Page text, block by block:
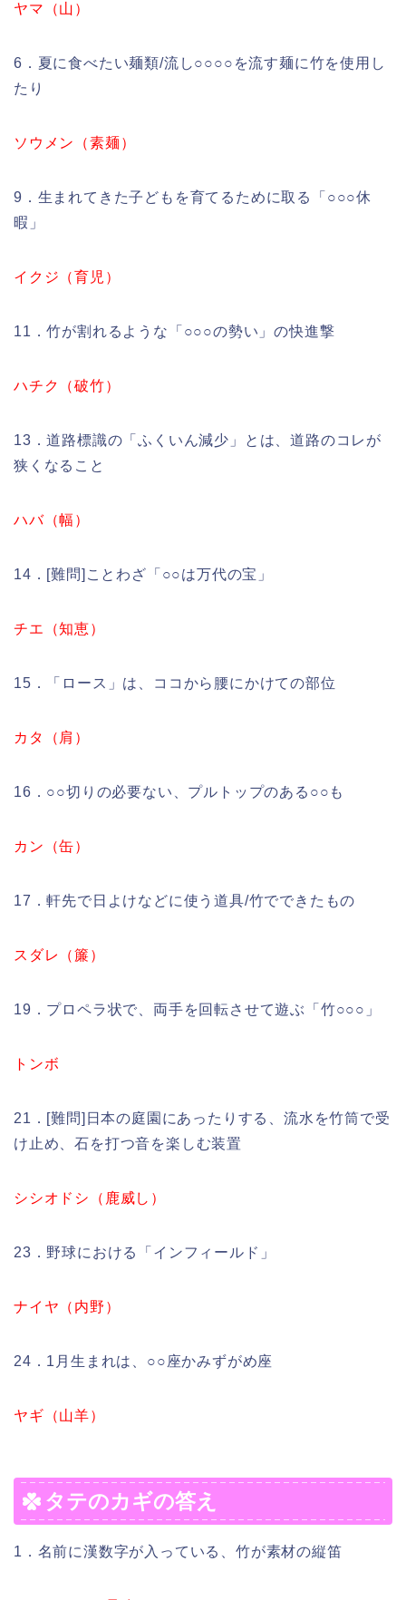
ヤマ（山）
6．夏に食べたい麺類/流し○○○○を流す麺に竹を使用し
たり
ソウメン（素麺）
9．生まれてきた子どもを育てるために取る「○○○休
暇」
イクジ（育児）
11．竹が割れるような「○○○の勢い」の快進撃
ハチク（破竹）
13．道路標識の「ふくいん減少」とは、道路のコレが
狭くなること
ハバ（幅）
14．[難問]ことわざ「○○は万代の宝」
チエ（知恵）
15．「ロース」は、ココから腰にかけての部位
カタ（肩）
16．○○切りの必要ない、プルトップのある○○も
カン（缶）
17．軒先で日よけなどに使う道具/竹でできたもの
スダレ（簾）
19．プロペラ状で、両手を回転させて遊ぶ「竹○○○」
トンボ
21．[難問]日本の庭園にあったりする、流水を竹筒で受
け止め、石を打つ音を楽しむ装置
シシオドシ（鹿威し）
23．野球における「インフィールド」
ナイヤ（内野）
24．1月生まれは、○○座かみずがめ座
ヤギ（山羊）
タテのカギの答え
1．名前に漢数字が入っている、竹が素材の縦笛